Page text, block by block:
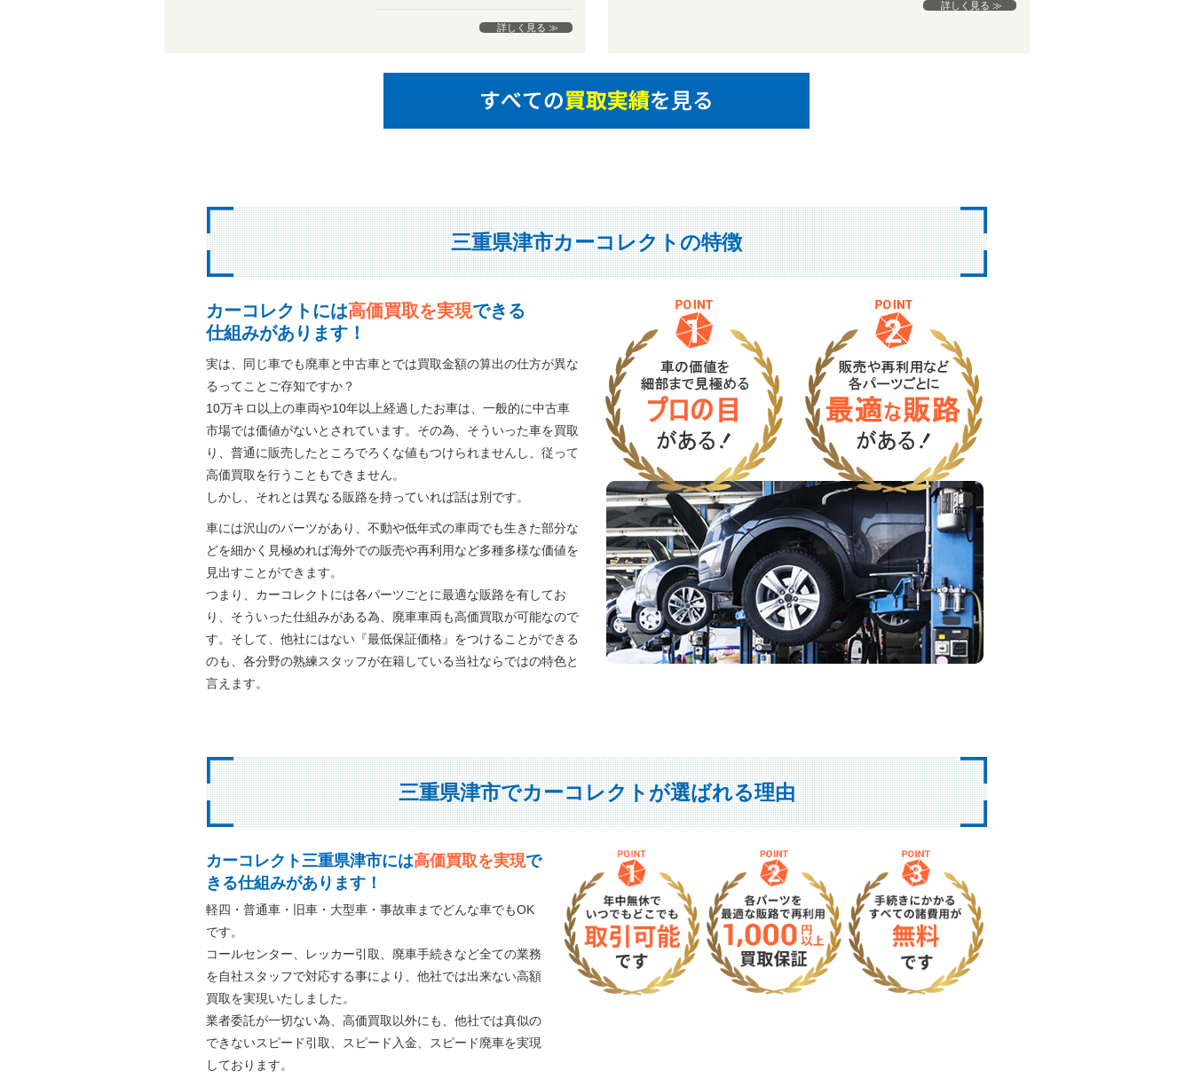
詳しく見る ≫
詳しく見る ≫
三重県津市カーコレクトの特徴
カーコレクトには高価買取を実現できる
仕組みがあります！
実は、同じ車でも廃車と中古車とでは買取金額の算出の仕方が異な
るってことご存知ですか？
10万キロ以上の車両や10年以上経過したお車は、一般的に中古車
市場では価値がないとされています。その為、そういった車を買取
り、普通に販売したところでろくな値もつけられませんし、従って
高価買取を行うこともできません。
しかし、それとは異なる販路を持っていれば話は別です。
車には沢山のパーツがあり、不動や低年式の車両でも生きた部分な
どを細かく見極めれば海外での販売や再利用など多種多様な価値を
見出すことができます。
つまり、カーコレクトには各パーツごとに最適な販路を有してお
り、そういった仕組みがある為、廃車車両も高価買取が可能なので
す。そして、他社にはない『最低保証価格』をつけることができる
のも、各分野の熟練スタッフが在籍している当社ならではの特色と
言えます。
三重県津市でカーコレクトが選ばれる理由
カーコレクト三重県津市には高価買取を実現で
きる仕組みがあります！
軽四・普通車・旧車・大型車・事故車までどんな車でもOK
です。
コールセンター、レッカー引取、廃車手続きなど全ての業務
を自社スタッフで対応する事により、他社では出来ない高額
買取を実現いたしました。
業者委託が一切ない為、高価買取以外にも、他社では真似の
できないスピード引取、スピード入金、スピード廃車を実現
しております。